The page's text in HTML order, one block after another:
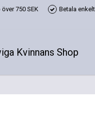
750 SEK
Betala
Kvinnans Shop